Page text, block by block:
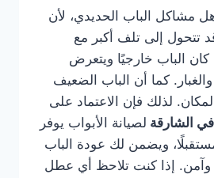
مشاكل الباب الحديدي، لأن
تتحول إلى تلف أكبر مع
الباب خارجيًا ويتعرض
كما أن الباب الضعيف
لذلك فإن الاعتماد على
الشارقة لصيانة الأبواب يوفر
ويضمن لك عودة الباب
إذا كنت تلاحظ أي عطل